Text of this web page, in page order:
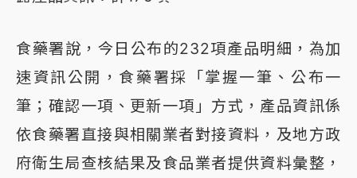
食藥署說，今日公布的232項產品明細，為加
速資訊公開，食藥署採「掌握一筆、公布一
筆；確認一項、更新一項」方式，產品資訊係
依食藥署直接與相關業者對接資料，及地方政
府衛生局查核結果及食品業者提供資料彙整，